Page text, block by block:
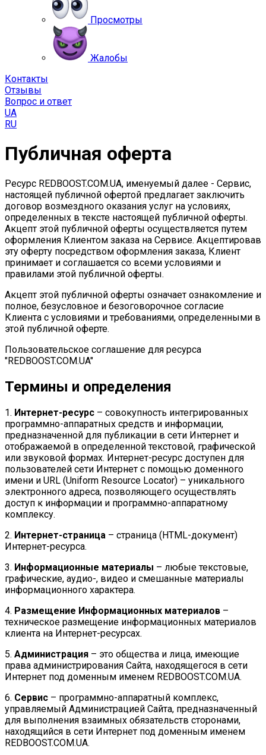
Просмотры
Жалобы
Контакты
Отзывы
Вопрос и ответ
UA
RU
Публичная оферта
Ресурс REDBOOST.COM.UA, именуемый далее - Сервис,
настоящей публичной офертой предлагает заключить
договор возмездного оказания услуг на условиях,
определенных в тексте настоящей публичной оферты.
Акцепт этой публичной оферты осуществляется путем
оформления Клиентом заказа на Сервисе. Акцептировав
эту оферту посредством оформления заказа, Клиент
принимает и соглашается со всеми условиями и
правилами этой публичной оферты.
Акцепт этой публичной оферты означает ознакомление и
полное, безусловное и безоговорочное согласие
Клиента с условиями и требованиями, определенными в
этой публичной оферте.
Пользовательское соглашение для ресурса
"REDBOOST.COM.UA"
Термины и определения
1. Интернет-ресурс – совокупность интегрированных
программно-аппаратных средств и информации,
предназначенной для публикации в сети Интернет и
отображаемой в определенной текстовой, графической
или звуковой формах. Интернет-ресурс доступен для
пользователей сети Интернет с помощью доменного
имени и URL (Uniform Resource Locator) – уникального
электронного адреса, позволяющего осуществлять
доступ к информации и программно-аппаратному
комплексу.
2. Интернет-страница – страница (HTML-документ)
Интернет-ресурса.
3. Информационные материалы – любые текстовые,
графические, аудио-, видео и смешанные материалы
информационного характера.
4. Размещение Информационных материалов –
техническое размещение информационных материалов
клиента на Интернет-ресурсах.
5. Администрация – это общества и лица, имеющие
права администрирования Сайта, находящегося в сети
Интернет под доменным именем REDBOOST.COM.UA.
6. Сервис – программно-аппаратный комплекс,
управляемый Администрацией Сайта, предназначенный
для выполнения взаимных обязательств сторонами,
находящийся в сети Интернет под доменным именем
REDBOOST.COM.UA.